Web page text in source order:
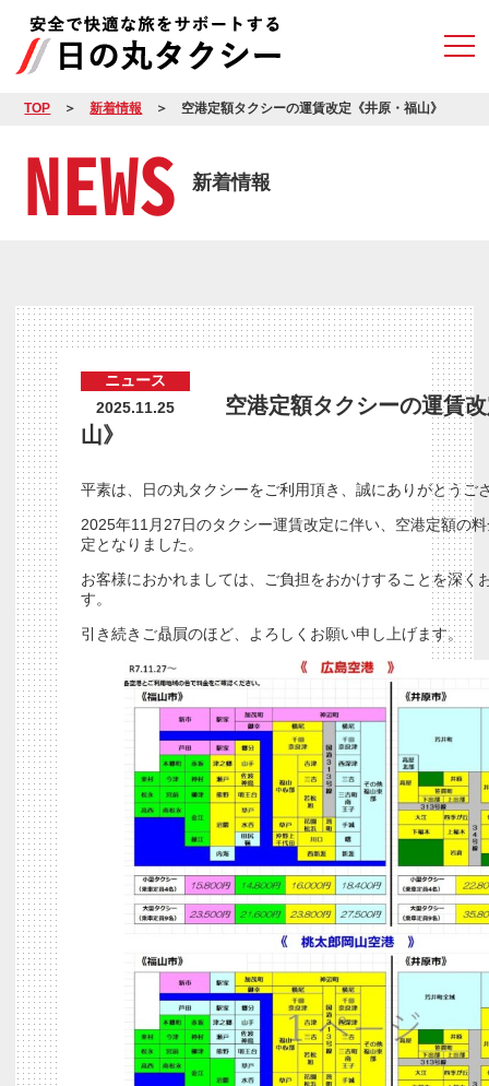
TOP 新着情報 空港定額タクシーの運賃改定《井原・福山》
NEWS 新着情報
ニュース
2025.11.25
空港定額タクシーの運賃
山》
平素は、日の丸タクシーをご利用頂き、誠にありがとうご
2025年11月27日のタクシー運賃改定に伴い、空港定額の
定となりました。
お客様におかれましては、ご負担をおかけすることを深く
す。
引き続きご贔屓のほど、よろしくお願い申し上げます。